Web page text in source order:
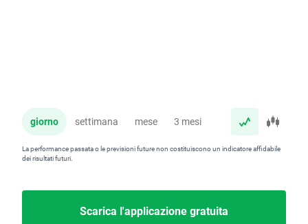
giorno settimana mese 3 mesi anno
La performance passata o le previsioni future non costituiscono un indicatore affidabile
dei risultati futuri.
Scarica l'applicazione gratuita